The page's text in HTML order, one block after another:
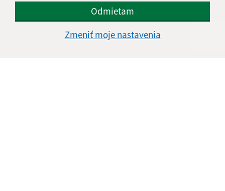
Odmietam
Zmeniť moje nastavenia
Autorské práva
Ochrana osobných údajov
Navigácia: